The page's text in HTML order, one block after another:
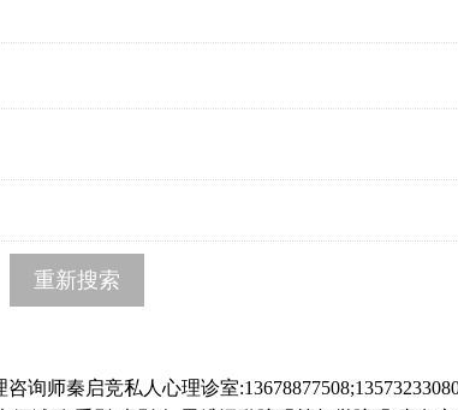
师秦启竞私人心理诊室